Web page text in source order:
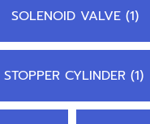
SOLENOID VALVE (1)
STOPPER CYLINDER (1)